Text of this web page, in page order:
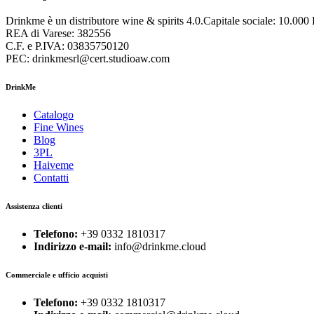
Drinkme è un distributore wine & spirits 4.0.Capitale sociale: 10.000
REA di Varese: 382556
C.F. e P.IVA: 03835750120
PEC: drinkmesrl@cert.studioaw.com
DrinkMe
Catalogo
Fine Wines
Blog
3PL
Haiveme
Contatti
Assistenza clienti
Telefono: +39 0332 1810317
Indirizzo e-mail: info@drinkme.cloud
Commerciale e ufficio acquisti
Telefono: +39 0332 1810317